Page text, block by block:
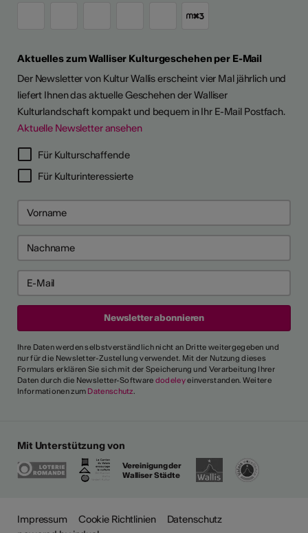
Aktuelles zum Walliser Kulturgeschehen per E-Mail
Der Newsletter von Kultur Wallis erscheint vier Mal jährlich und
liefert Ihnen das aktuelle Geschehen der Walliser
Kulturlandschaft kompakt und bequem in Ihr E-Mail Postfach.
Aktuelle Newsletter ansehen
Für Kulturschaffende
Für Kulturinteressierte
Ihre Daten werden selbstverständlich nicht an Dritte weitergegeben und
nur für die Newsletter-Zustellung verwendet. Mit der Nutzung dieses
Formulars erklären Sie sich mit der Speicherung und Verarbeitung Ihrer
Daten durch die Newsletter-Software dodeleyeinverstanden. Weitere
Informationen zum Datenschutz.
Mit Unterstützung von
Vereinigung der
Walliser Städte
Impressum Cookie Richtlinien
Datenschutz